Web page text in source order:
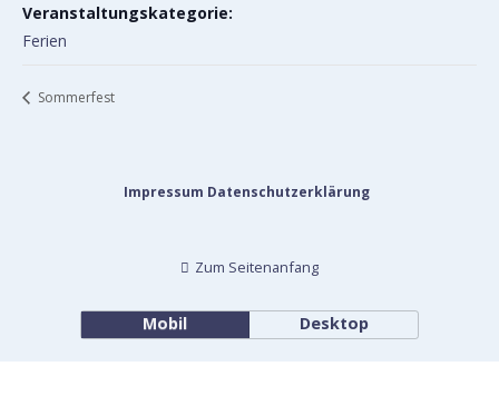
Veranstaltungskategorie:
Ferien
Sommerfest
Impressum Datenschutzerklärung
Zum Seitenanfang
Mobil Desktop